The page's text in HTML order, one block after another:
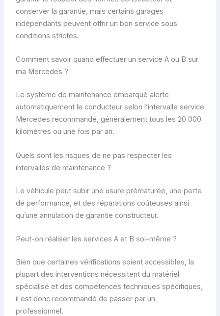
conserver la garantie, mais certains garages
indépendants peuvent offrir un bon service sous
conditions strictes.
Comment savoir quand effectuer un service A ou B sur
ma Mercedes ?
Le système de maintenance embarqué alerte
automatiquement le conducteur selon l’intervalle service
Mercedes recommandé, généralement tous les 20 000
kilomètres ou une fois par an.
Quels sont les risques de ne pas respecter les
intervalles de maintenance ?
Le véhicule peut subir une usure prématurée, une perte
de performance, et des réparations coûteuses ainsi
qu’une annulation de garantie constructeur.
Peut-on réaliser les services A et B soi-même ?
Bien que certaines vérifications soient accessibles, la
plupart des interventions nécessitent du matériel
spécialisé et des compétences techniques spécifiques,
il est donc recommandé de passer par un
professionnel.